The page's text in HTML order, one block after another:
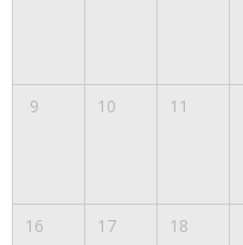
9 10 11
16 17 18